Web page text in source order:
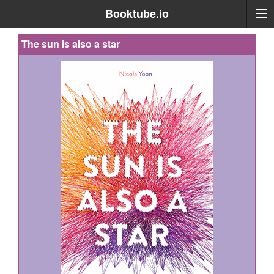
Booktube.io
The sun is also a star